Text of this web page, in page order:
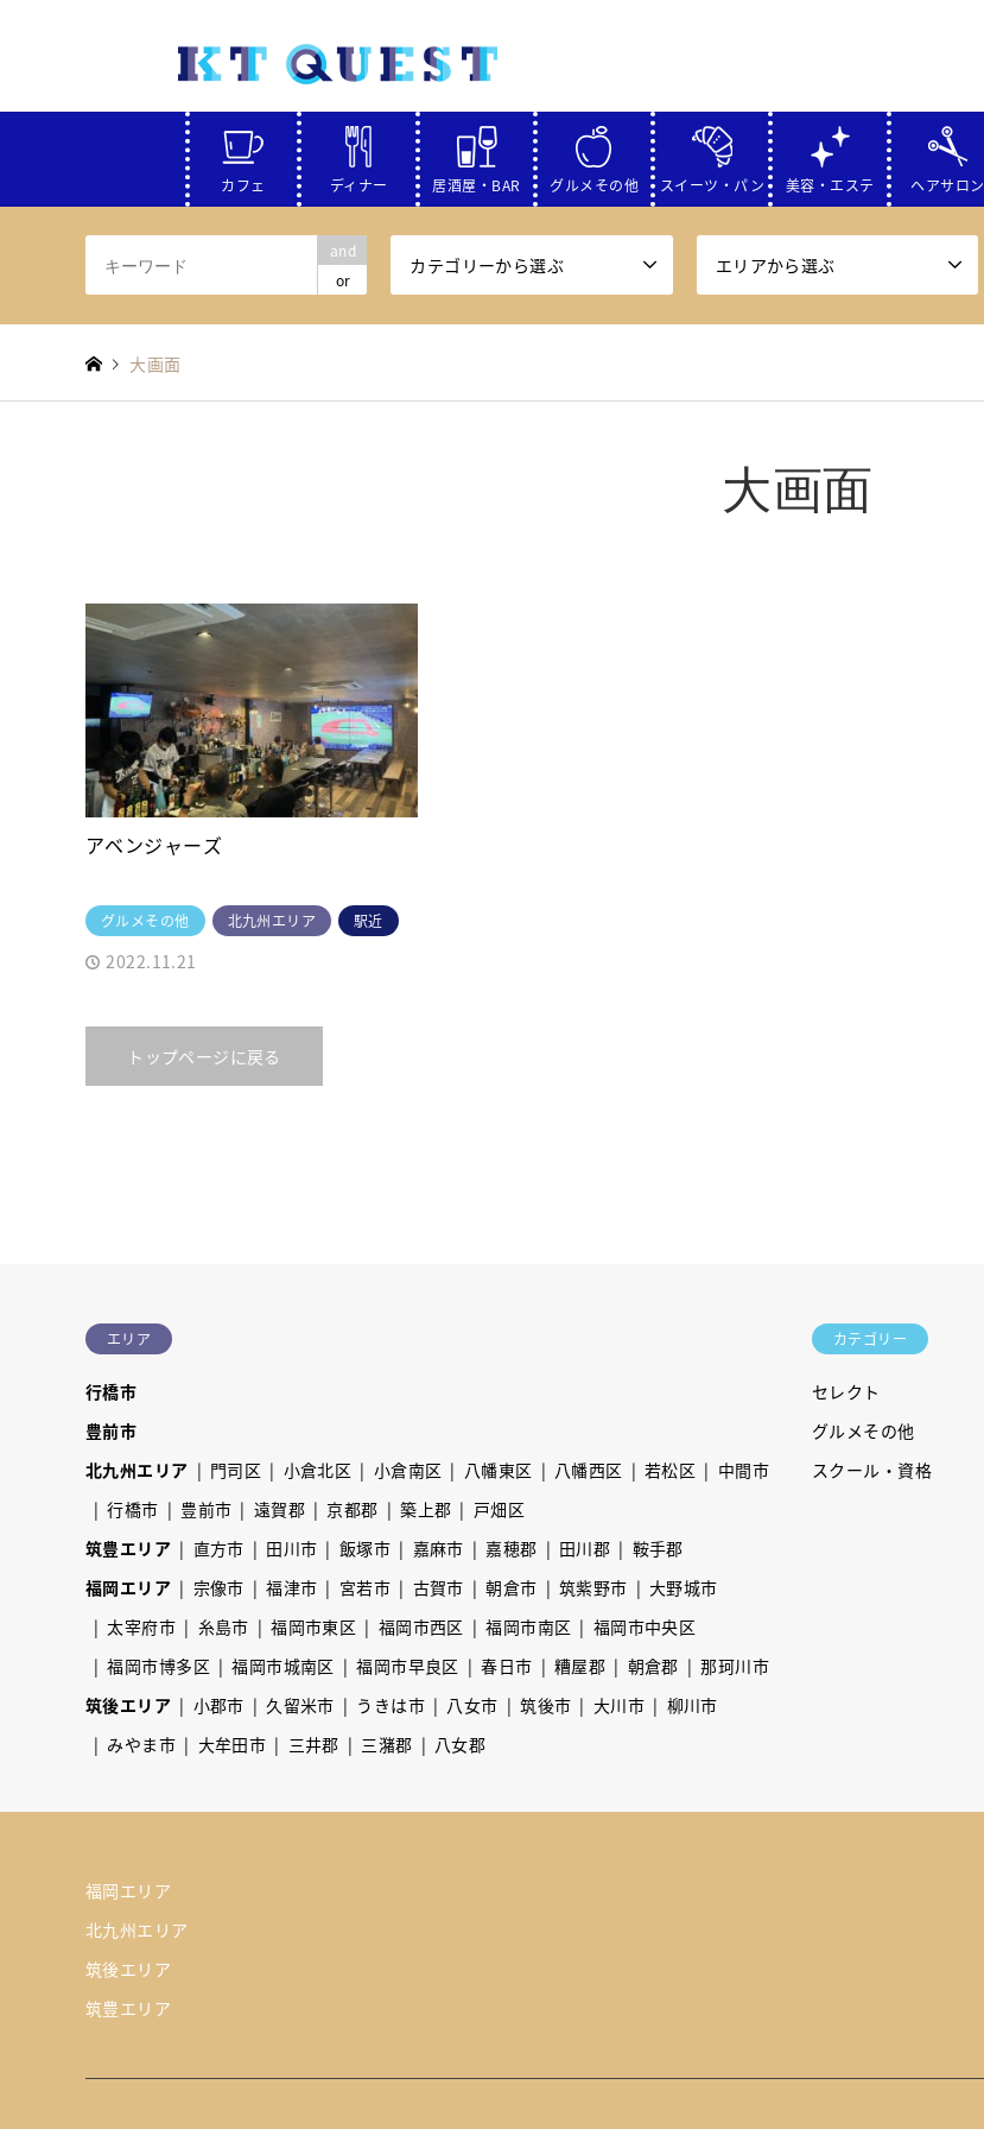
カフェ ディナー 居酒屋・BAR グルメその他 スイーツ・パン 美容・エステ ヘアサロン
and
or
カテゴリーから選ぶ エリアから選ぶ
大画面
大画面
アベンジャーズ
グルメその他 北九州エリア 駅近
2022.11.21
トップページに戻る
エリア
行橋市
豊前市
北九州エリア
門司区 小倉北区 小倉南区 八幡東区 八幡西区 若松区
中間市
行橋市
豊前市 遠賀郡 京都郡 築上郡
戸畑区
筑豊エリア
直方市 田川市 飯塚市 嘉麻市 嘉穂郡 田川郡
鞍手郡
福岡エリア
宗像市 福津市 宮若市 古賀市 朝倉市 筑紫野市
大野城市
太宰府市
糸島市 福岡市東区 福岡市西区 福岡市南区
福岡市中央区
福岡市博多区
福岡市城南区 福岡市早良区 春日市 糟屋郡 朝倉郡
那珂川市
筑後エリア
小郡市 久留米市 うきは市 八女市 筑後市 大川市
柳川市
みやま市
大牟田市 三井郡 三潴郡 八女郡
カテゴリー
セレクト
グルメその他
スクール・資格
福岡エリア
北九州エリア
筑後エリア
筑豊エリア